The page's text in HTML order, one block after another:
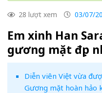
28 lượt xem 03/07/
Em xinh Han
gương mặt đẹp
Diễn viên Việt vừa
Gương mặt hoàn hảo